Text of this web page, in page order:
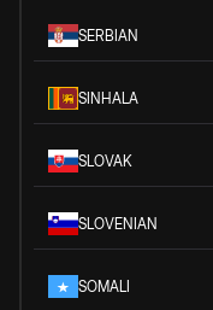
SERBIAN
SINHALA
SLOVAK
SLOVENIAN
SOMALI